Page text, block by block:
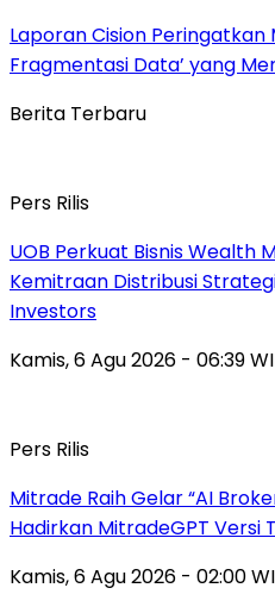
Laporan Cision
Fragmentasi Data’ yang
Berita Terbaru
Pers Rilis
UOB Perkuat Bisnis Wealth
Kemitraan Distribusi
Investors
Kamis, 6 Agu 2026 - 06:39
Pers Rilis
Mitrade Raih Gelar “AI
Hadirkan MitradeGPT Versi
Kamis, 6 Agu 2026 - 02:00